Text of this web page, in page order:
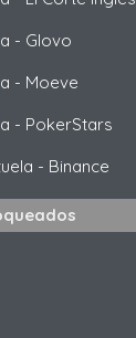
- Glovo
- Moeve
- PokerStars
- Binance